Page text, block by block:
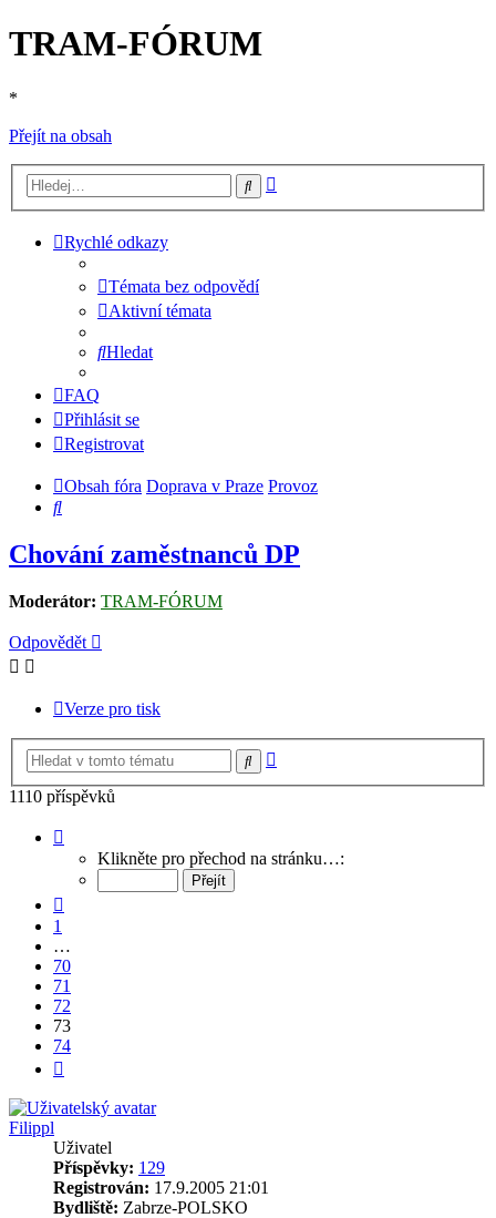
TRAM-FÓRUM
*
Přejít na obsah
Hledat
Rychlé odkazy
Témata bez odpovědí
Aktivní témata
Hledat
FAQ
Přihlásit se
Registrovat
Obsah fóra Doprava v Praze Provoz
Hledat
Chování zaměstnanců DP
Moderátor: TRAM-FÓRUM
Odpovědět
Verze pro tisk
Hledat
1110 příspěvků
73
Klikněte pro přechod na stránku…:
1
…
70
71
72
73
74
Filippl
Uživatel
Příspěvky: 129
Registrován: 17.9.2005 21:01
Bydliště: Zabrze-POLSKO